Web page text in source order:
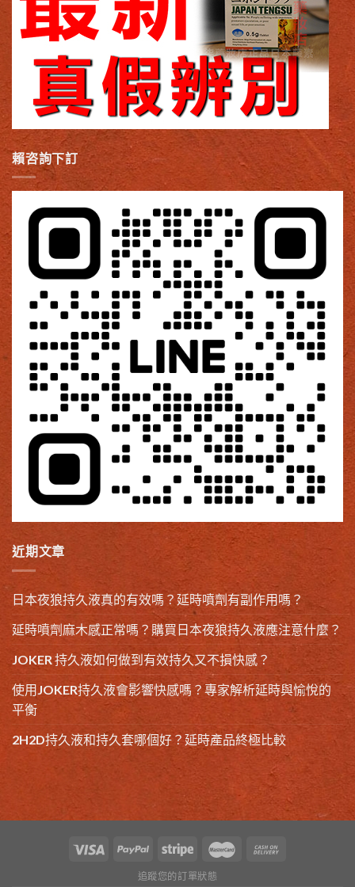
賴咨詢下訂
近期文章
日本夜狼持久液真的有效嗎？延時噴劑有副作用嗎？
延時噴劑麻木感正常嗎？購買日本夜狼持久液應注意什麼？
JOKER 持久液如何做到有效持久又不損快感？
使用JOKER持久液會影響快感嗎？專家解析延時與愉悅的
平衡
2H2D持久液和持久套哪個好？延時產品終極比較
追蹤您的訂單狀態